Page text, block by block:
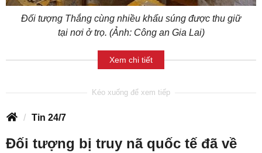
Đối tượng Thắng cùng nhiều khẩu súng được thu giữ
tại nơi ở trọ. (Ảnh: Công an Gia Lai)
Xem chi tiết
Tin 24/7
Đối tượng bị truy nã quốc tế đã về